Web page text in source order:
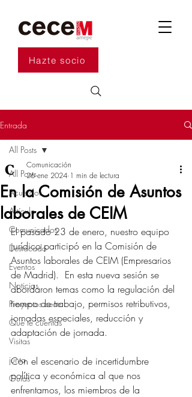
Hazte socio
Entrada
All Posts
Acuerdos
Artículo
Comunicados
Destacado
Eventos
Noticias
Proyectos cece
Qué te cuentas
Visitas
junta
Guías
All Posts
En la Comisión de Asuntos
laborales de CEIM
Comunicación
26 ene 2024 1 min de lectura
El pasado 23 de enero, nuestro equipo
jurídico participó en la Comisión de
Asuntos laborales de CEIM (Empresarios
de Madrid).  En esta nueva sesión se
abordaron temas como la regulación del
tiempo de trabajo, permisos retributivos,
jornadas especiales, reducción y
adaptación de jornada.
Con el escenario de incertidumbre
política y económica al que nos
enfrentamos, los miembros de la